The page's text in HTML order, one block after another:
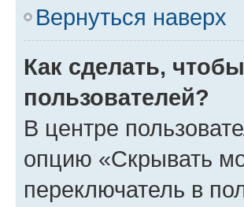
Вернуться наверх
Как сделать,
пользователей?
В центре
опцию «Скрывать
переключатель в